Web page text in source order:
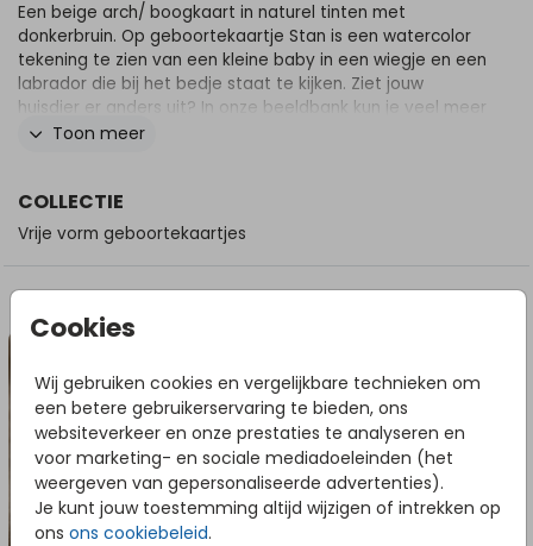
Cookies
Wij gebruiken cookies en vergelijkbare technieken om
een betere gebruikerservaring te bieden, ons
websiteverkeer en onze prestaties te analyseren en
voor marketing- en sociale mediadoeleinden (het
weergeven van gepersonaliseerde advertenties).
Je kunt jouw toestemming altijd wijzigen of intrekken op
ons ons cookiebeleid.
Een beige arch/ boogkaart in naturel tinten met
donkerbruin. Op geboortekaartje Stan is een watercolor
tekening te zien van een kleine baby in een wiegje en een
labrador die bij het bedje staat te kijken. Ziet jouw
huisdier er anders uit? In onze beeldbank kun je veel meer
soorten illustraties vinden.
Toon meer
COLLECTIE
Vrije vorm geboortekaartjes
DIT VIND JE MISSCHIEN OOK LEUK